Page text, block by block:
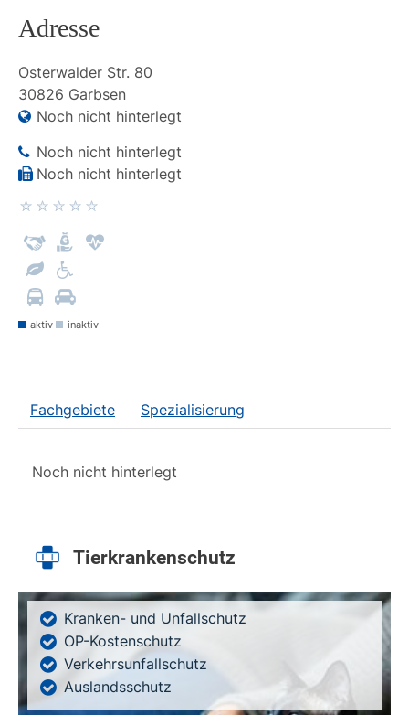
Adresse
Osterwalder Str. 80
30826 Garbsen
Noch nicht hinterlegt
Noch nicht hinterlegt
Noch nicht hinterlegt
aktiv inaktiv
Fachgebiete Spezialisierung
Noch nicht hinterlegt
Tierkrankenschutz
Kranken- und Unfallschutz
OP-Kostenschutz
Verkehrsunfallschutz
Auslandsschutz